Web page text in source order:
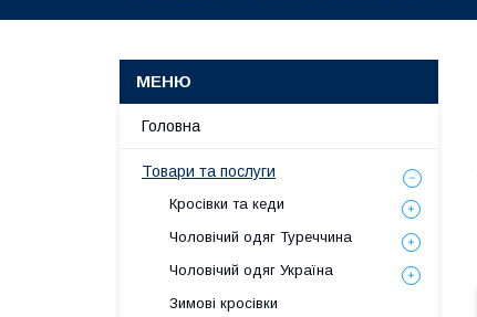
Головна
Товари та послуги
Кросівки та кеди
Чоловічий одяг Туреччина
Чоловічий одяг Україна
Зимові кросівки